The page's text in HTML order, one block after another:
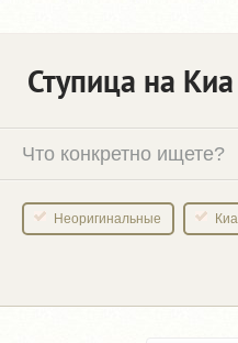
Ступица на
Что конкретно ищете?
Неоригинальные Киа